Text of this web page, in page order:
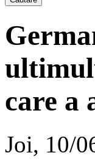
care a
Joi, 10/